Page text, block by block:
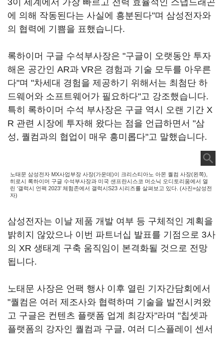
3이 세계에서 가장 빠르고 전력 효율적인 스냅드래곤
에 의해 작동된다는 사실에 흥분된다"며 삼성전자와
의 협력에 기쁨을 표했습니다.
록하이머 구글 수석부사장은 "구글이 오랫동안 투자
해온 공간인 AR과 VR은 경험과 기술 모두를 아우른
다"며 "차세대 경험을 제공하기 위해서는 최첨단 하
드웨어와 소프트웨어가 필요하다"고 강조했습니다.
특히 록하이머 수석 부사장은 구글 역시 오랜 기간 X
R 관련 시장에 투자해 왔다는 점을 언급하면서 "삼
성, 퀄컴과의 협업이 매우 흥미롭다"고 말했습니다.
노태문 삼성전자 MX사업부장 사장(가운데)이 크리스티아노 아몬 퀄컴 사장(왼쪽),
히로시 록하이머 구글 수석부사장과 미국 샌프란시스코 머소닉 오디토리움에서 열
린 ‘갤럭시 언팩 2023’ 체험존에서 갤럭시S23 시리즈를 살펴보고 있다. (사진=삼성전
자)
삼성전자는 이날 제품 개발 여부 등 구체적인 계획을
밝히지 않았으나 이번 파트너십 발표를 기점으로 3사
의 XR 생태계 구축 움직임이 본격화될 것으로 전망
됩니다.
노태문 사장은 언팩 행사 이후 열린 기자간담회에서
"퀄컴은 여러 제조사와 협력하며 기술을 발전시켜왔
고 구글은 컨텐츠 플랫폼 업계 최강자"라며 "칩셋과
플랫폼의 강자인 퀄컴과 구글, 여러 디스플레이 센서